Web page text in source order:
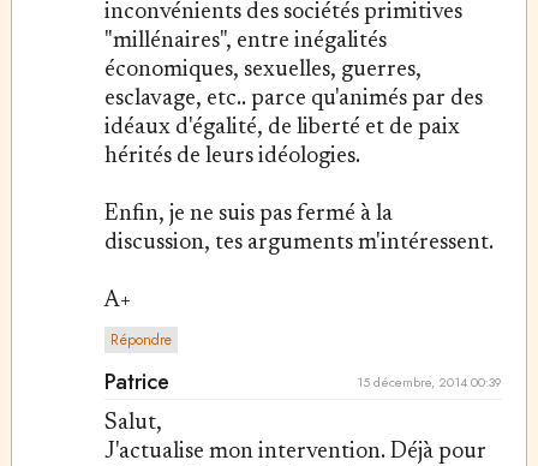
inconvénients des sociétés primitives
"millénaires", entre inégalités
économiques, sexuelles, guerres,
esclavage, etc.. parce qu'animés par des
idéaux d'égalité, de liberté et de paix
hérités de leurs idéologies.
Enfin, je ne suis pas fermé à la
discussion, tes arguments m'intéressent.
A+
Répondre
Patrice 15 décembre, 2014 00:39
Salut,
J'actualise mon intervention. Déjà pour